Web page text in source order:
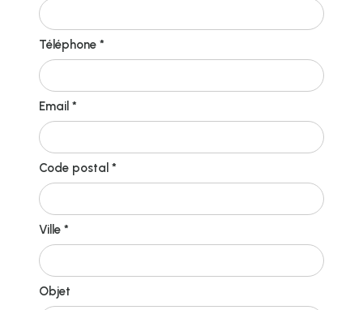
Téléphone *
Email *
Code postal *
Ville *
Objet